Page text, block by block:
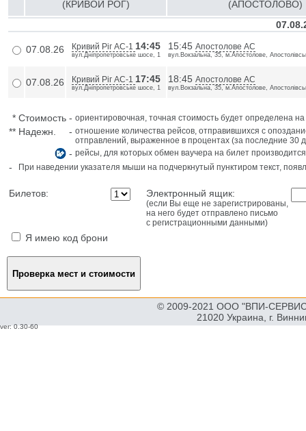
(КРИВОЙ РОГ)
(АПОСТОЛОВО)
07.08.26 Кривий Ріг АС-1 14:45
вул.Дніпропетровське шосе, 1
15:45 Апостолове АС
вул.Вокзальна, 35, м.Апостолове,
07.08.26 Кривий Ріг АС-1 17:45
вул.Дніпропетровське шосе, 1
18:45 Апостолове АС
вул.Вокзальна, 35, м.Апостолове,
* Стоимость - ориентировочная, точная стоимость будет определена
** Надежн. - отношение количества рейсов, отправившихся с
отправлений, выраженное в процентах (за последние 30
- рейсы, для которых обмен ваучера на билет
- При наведении указателя мыши на подчеркнутый пунктиром текст,
Билетов: Электронный ящик:
(если Вы еще не зарегистрированы,
на него будет отправлено письмо
с регистрационными данными)
Я имею код брони
© 2009-2021 ООО "ВПИ-
21020 Украина, г.
ver: 0.30-60